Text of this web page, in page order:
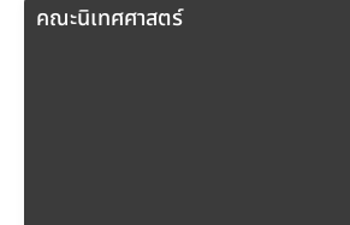
คณะนิเทศศาสตร์